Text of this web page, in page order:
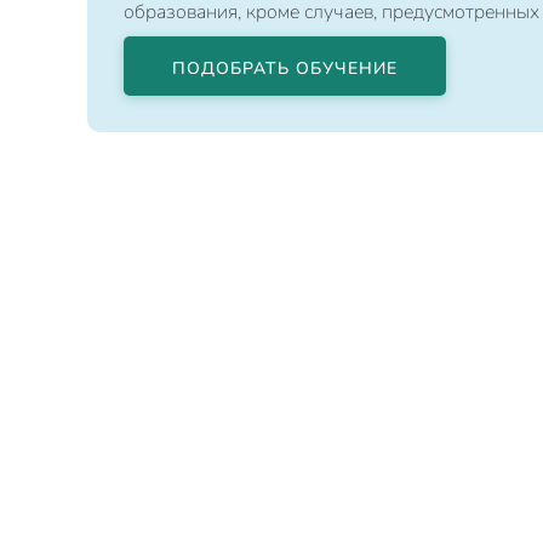
образования, кроме случаев,
ПОДОБРАТЬ ОБУЧЕНИЕ